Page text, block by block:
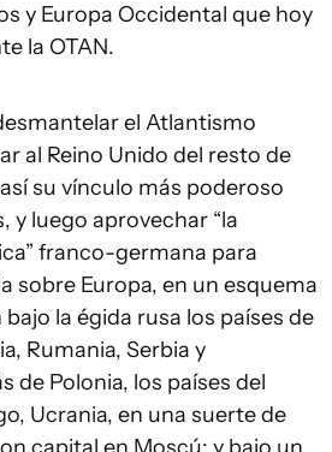
y Europa Occidental que hoy
la OTAN.
el Atlantismo
al Reino Unido del resto de
su vínculo más poderoso
y luego aprovechar “la
franco-germana para
sobre Europa, en un esquema
la égida rusa los países de
Rumania, Serbia y
de Polonia, los países del
Ucrania, en una suerte de